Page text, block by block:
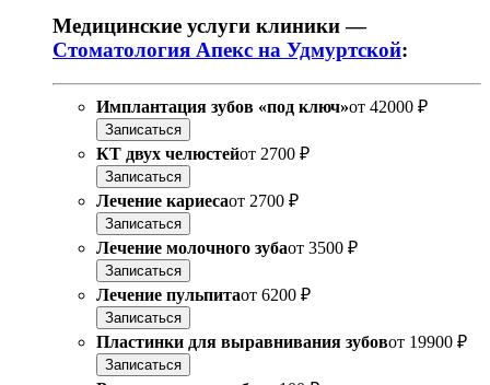
Медицинские услуги клиники —
Стоматология Апекс на Удмуртской:
Имплантация зубов «под ключ»от 42000 ₽
Записаться
КТ двух челюстейот 2700 ₽
Записаться
Лечение кариесаот 2700 ₽
Записаться
Лечение молочного зубаот 3500 ₽
Записаться
Лечение пульпитаот 6200 ₽
Записаться
Пластинки для выравнивания зубовот 19900 ₽
Записаться